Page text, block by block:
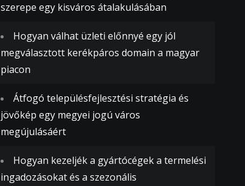
szerepe egy kisváros átalakulásában
Hogyan válhat üzleti előnnyé egy jól
megválasztott kerékpáros domain a magyar
piacon
Átfogó településfejlesztési stratégia és
jövőkép egy megyei jogú város
megújulásáért
Hogyan kezeljék a gyártócégek a termelési
ingadozásokat és a szezonális